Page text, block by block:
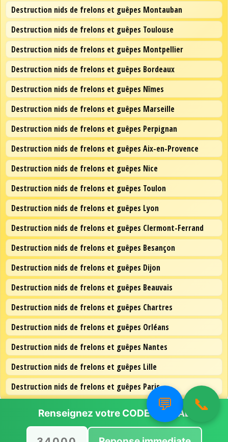
Destruction nids de frelons et guêpes Montauban
Destruction nids de frelons et guêpes Toulouse
Destruction nids de frelons et guêpes Montpellier
Destruction nids de frelons et guêpes Bordeaux
Destruction nids de frelons et guêpes Nîmes
Destruction nids de frelons et guêpes Marseille
Destruction nids de frelons et guêpes Perpignan
Destruction nids de frelons et guêpes Aix-en-Provence
Destruction nids de frelons et guêpes Nice
Destruction nids de frelons et guêpes Toulon
Destruction nids de frelons et guêpes Lyon
Destruction nids de frelons et guêpes Clermont-Ferrand
Destruction nids de frelons et guêpes Besançon
Destruction nids de frelons et guêpes Dijon
Destruction nids de frelons et guêpes Beauvais
Destruction nids de frelons et guêpes Chartres
Destruction nids de frelons et guêpes Orléans
Destruction nids de frelons et guêpes Nantes
Destruction nids de frelons et guêpes Lille
Destruction nids de frelons et guêpes Paris
💬 📞
Renseignez votre CODE POSTAL